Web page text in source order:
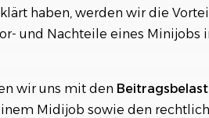
gegenüber einem Minijob
Minijobs im Vergleich
für Arbeitgeber und
haben, werden wir die
und Nachteile eines
wir uns mit den
Midijob sowie den